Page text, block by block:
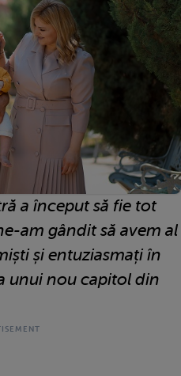
a început să fie tot
am gândit să avem al
și entuziasmați în
unui nou capitol din